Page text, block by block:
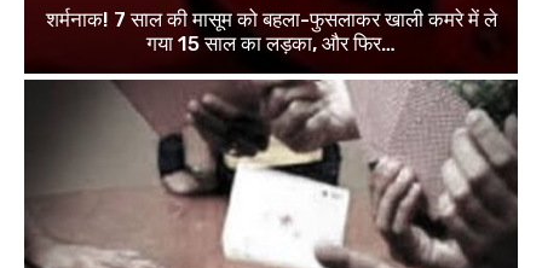
शर्मनाक! 7 साल की मासूम को बहला-फुसलाकर खाली कमरे में ले
गया 15 साल का लड़का, और फिर…